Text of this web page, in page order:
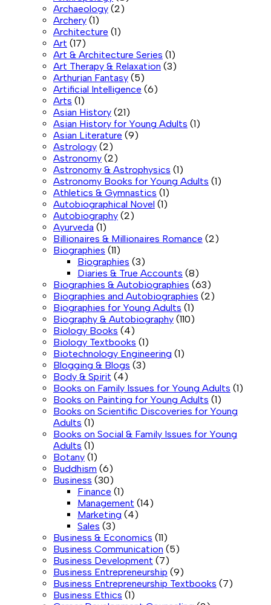
Archaeology (2)
Archery (1)
Architecture (1)
Art (17)
Art & Architecture Series (1)
Art Therapy & Relaxation (3)
Arthurian Fantasy (5)
Artificial Intelligence (6)
Arts (1)
Asian History (21)
Asian History for Young Adults (1)
Asian Literature (9)
Astrology (2)
Astronomy (2)
Astronomy & Astrophysics (1)
Astronomy Books for Young Adults (1)
Athletics & Gymnastics (1)
Autobiographical Novel (1)
Autobiography (2)
Ayurveda (1)
Billionaires & Millionaires Romance (2)
Biographies (11)
Biographies (3)
Diaries & True Accounts (8)
Biographies & Autobiographies (63)
Biographies and Autobiographies (2)
Biographies for Young Adults (1)
Biography & Autobiography (110)
Biology Books (4)
Biology Textbooks (1)
Biotechnology Engineering (1)
Blogging & Blogs (3)
Body & Spirit (4)
Books on Family Issues for Young Adults (1)
Books on Painting for Young Adults (1)
Books on Scientific Discoveries for Young
Adults (1)
Books on Social & Family Issues for Young
Adults (1)
Botany (1)
Buddhism (6)
Business (30)
Finance (1)
Management (14)
Marketing (4)
Sales (3)
Business & Economics (11)
Business Communication (5)
Business Development (7)
Business Entrepreneurship (9)
Business Entrepreneurship Textbooks (7)
Business Ethics (1)